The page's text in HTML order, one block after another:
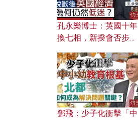
孔永樂博士：英國十年
換七相，新揆會否步前
濟為何仍然低迷？
鄧飛：少子化衝擊「中